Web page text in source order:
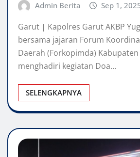
Admin Berita Sep 1,
Garut | Kapolres Garut AKBP
bersama jajaran Forum
Daerah (Forkopimda)
menghadiri kegiatan Doa…
SELENGKAPNYA